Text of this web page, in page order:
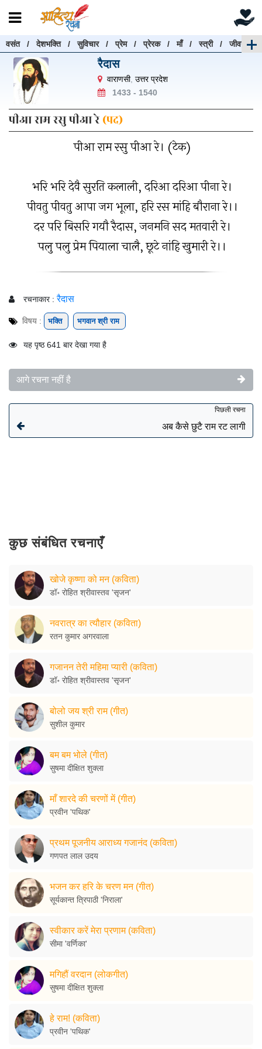
वसंत/देशभक्ति/सुविचार/प्रेम/प्रेरक/माँ/स्त्री/जीवन
रैदास
वाराणसी, उत्तर प्रदेश
1433 - 1540
पीआ राम रसु पीआ रे(पद)
पीआ राम रसु पीआ रे। (टेक)
भरि भरि देवै सुरति कलाली, दरिआ दरिआ पीना रे।
पीवतु पीवतु आपा जग भूला, हरि रस मांहि बौराना रे।।
दर परि बिसरि गयौ रैदास, जनमनि सद मतवारी रे।
पलु पलु प्रेम पियाला चालै, छूटे नांहि खुमारी रे।।
रचनाकार : रैदास
विषय : भक्ति भगवान श्री राम
यह पृष्ठ 641 बार देखा गया है
आगे रचना नहीं है
पिछली रचना
अब कैसे छुटै राम रट लागी
कुछ संबंधित रचनाएँ
खोजे कृष्णा को मन (कविता)
डॉ॰ रोहित श्रीवास्तव 'सृजन'
नवरात्र का त्यौहार (कविता)
रतन कुमार अगरवाला
गजानन तेरी महिमा प्यारी (कविता)
डॉ॰ रोहित श्रीवास्तव 'सृजन'
बोलो जय श्री राम (गीत)
सुशील कुमार
बम बम भोले (गीत)
सुषमा दीक्षित शुक्ला
माँ शारदे की चरणों में (गीत)
प्रवीन 'पथिक'
प्रथम पूजनीय आराध्य गजानंद (कविता)
गणपत लाल उदय
भजन कर हरि के चरण मन (गीत)
सूर्यकान्त त्रिपाठी 'निराला'
स्वीकार करें मेरा प्रणाम (कविता)
सीमा 'वर्णिका'
मगिहौं वरदान (लोकगीत)
सुषमा दीक्षित शुक्ला
हे राम! (कविता)
प्रवीन 'पथिक'
रचनाएँ खोजें
रचनाएँ खोजने के लिए नीचे दी गई बॉक्स में हिन्दी में लिखें और
"खोजें" बटन पर क्लिक करें
खोजें